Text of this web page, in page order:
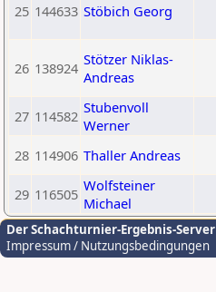
25 144633 Stöbich Georg
26 138924 Stötzer Niklas-
Andreas
27 114582 Stubenvoll
Werner
28 114906 Thaller Andreas
29 116505 Wolfsteiner
Michael
Der Schachturnier-Ergebnis-Server
Impressum / Nutzungsbedingungen